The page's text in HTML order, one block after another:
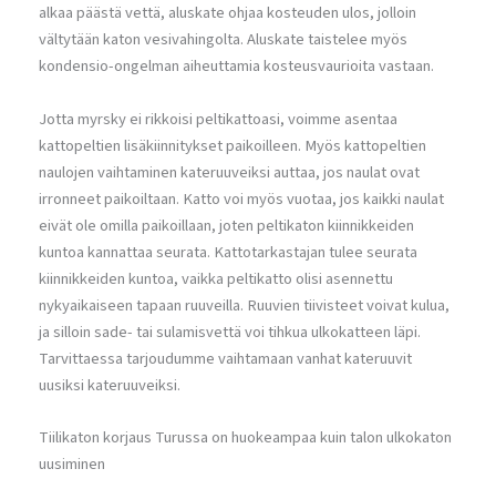
alkaa päästä vettä, aluskate ohjaa kosteuden ulos, jolloin
vältytään katon vesivahingolta. Aluskate taistelee myös
kondensio-ongelman aiheuttamia kosteusvaurioita vastaan.
Jotta myrsky ei rikkoisi peltikattoasi, voimme asentaa
kattopeltien lisäkiinnitykset paikoilleen. Myös kattopeltien
naulojen vaihtaminen kateruuveiksi auttaa, jos naulat ovat
irronneet paikoiltaan. Katto voi myös vuotaa, jos kaikki naulat
eivät ole omilla paikoillaan, joten peltikaton kiinnikkeiden
kuntoa kannattaa seurata. Kattotarkastajan tulee seurata
kiinnikkeiden kuntoa, vaikka peltikatto olisi asennettu
nykyaikaiseen tapaan ruuveilla. Ruuvien tiivisteet voivat kulua,
ja silloin sade- tai sulamisvettä voi tihkua ulkokatteen läpi.
Tarvittaessa tarjoudumme vaihtamaan vanhat kateruuvit
uusiksi kateruuveiksi.
Tiilikaton korjaus Turussa on huokeampaa kuin talon ulkokaton
uusiminen